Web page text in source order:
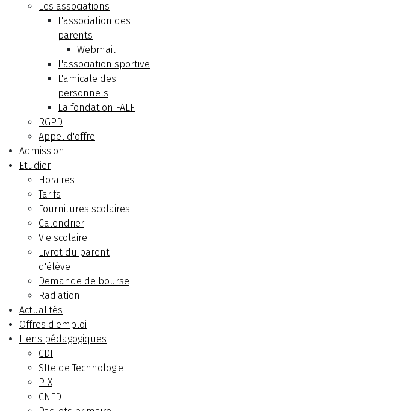
Les associations
L'association des
parents
Webmail
L'association sportive
L'amicale des
personnels
La fondation FALF
RGPD
Appel d'offre
Admission
Etudier
Horaires
Tarifs
Fournitures scolaires
Calendrier
Vie scolaire
Livret du parent
d'élève
Demande de bourse
Radiation
Actualités
Offres d'emploi
Liens pédagogiques
CDI
SIte de Technologie
PIX
CNED